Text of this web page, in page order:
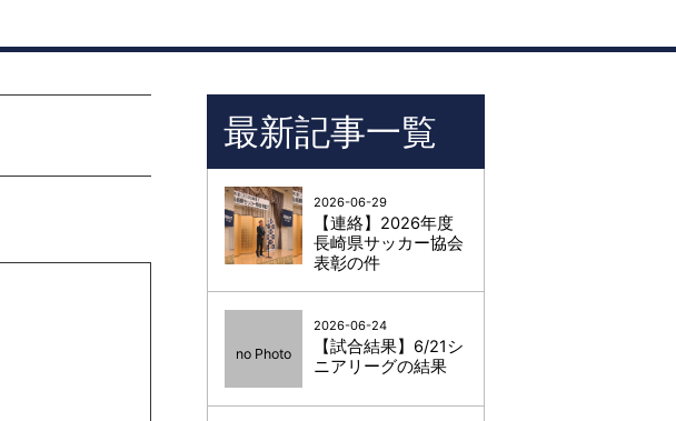
最新記事一覧
2026-06-29
【連絡】2026年度
長崎県サッカー協会
表彰の件
no Photo
2026-06-24
【試合結果】6/21シ
ニアリーグの結果